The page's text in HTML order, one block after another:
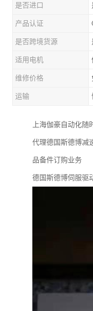
是否进口
产品认证
是否跨境货源
适用电机
维修价格
运输
上海伽豪自动化
代理德国斯德博减
品备件订购业务
德国斯德博伺服驱